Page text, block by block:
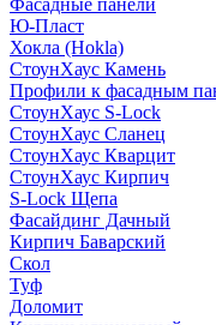
Фасадные панели
Ю-Пласт
Хокла (Hokla)
СтоунХаус Камень
Профили к фасадным
СтоунХаус S-Lock
СтоунХаус Сланец
СтоунХаус Кварцит
СтоунХаус Кирпич
S-Lock Щепа
Фасайдинг Дачный
Кирпич Баварский
Скол
Туф
Доломит